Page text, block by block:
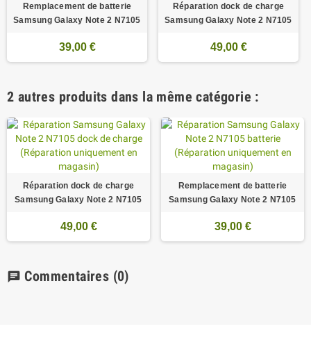
Remplacement de batterie
Samsung Galaxy Note 2 N7105
39,00 €
Réparation dock de charge
Samsung Galaxy Note 2 N7105
49,00 €
2 autres produits dans la même catégorie :
Réparation dock de charge
Samsung Galaxy Note 2 N7105
49,00 €
Remplacement de batterie
Samsung Galaxy Note 2 N7105
39,00 €
chat Commentaires (0)